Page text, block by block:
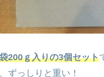
200ｇ入りの3個セット
ずっしりと重い！